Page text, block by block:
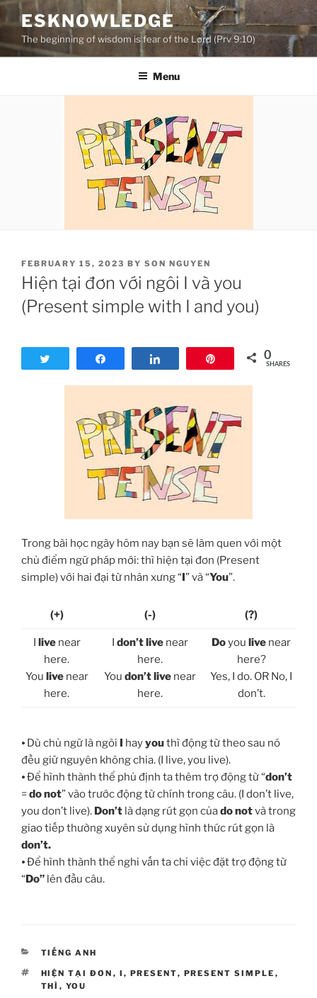
Skip
to
content
ESKNOWLEDGE
The beginning of wisdom is fear of the Lord (Prv 9:10)
Menu
POSTED
ON
FEBRUARY 15, 2023 BY SON NGUYEN
Hiện tại đơn với ngôi I và you
(Present simple with I and you)
0
SHARES
Trong bài học ngày hôm nay bạn sẽ làm quen với một
chủ điểm ngữ pháp mới: thì hiện tại đơn (Present
simple) với hai đại từ nhân xưng “I” và “You”.
(+) (-) (?)
I livenear
here.
You live near
here.
I don’t live near
here.
You don’t live near
here.
Doyoulive near
here?
Yes, I do. OR No, I
don’t.
⦁ Dù chủ ngữ là ngôi I hayyouthì động từ theo sau nó
đều giữ nguyên không chia. (I live, you live).
⦁ Để hình thành thể phủ định ta thêm trợ động từ “don’t
=do not” vào trước động từ chính trong câu. (I don’t live,
you don’t live). Don’t là dạng rút gọn củado notvà trong
giao tiếp thường xuyên sử dụng hình thức rút gọn là
don’t.
⦁ Để hình thành thể nghi vấn ta chỉ việc đặt trợ động từ
“Do” lên đầu câu.
CATEGORIES
TIẾNG ANH
TAGS
HIỆN TẠI ĐƠN , I , PRESENT, PRESENT SIMPLE ,
THÌ , YOU